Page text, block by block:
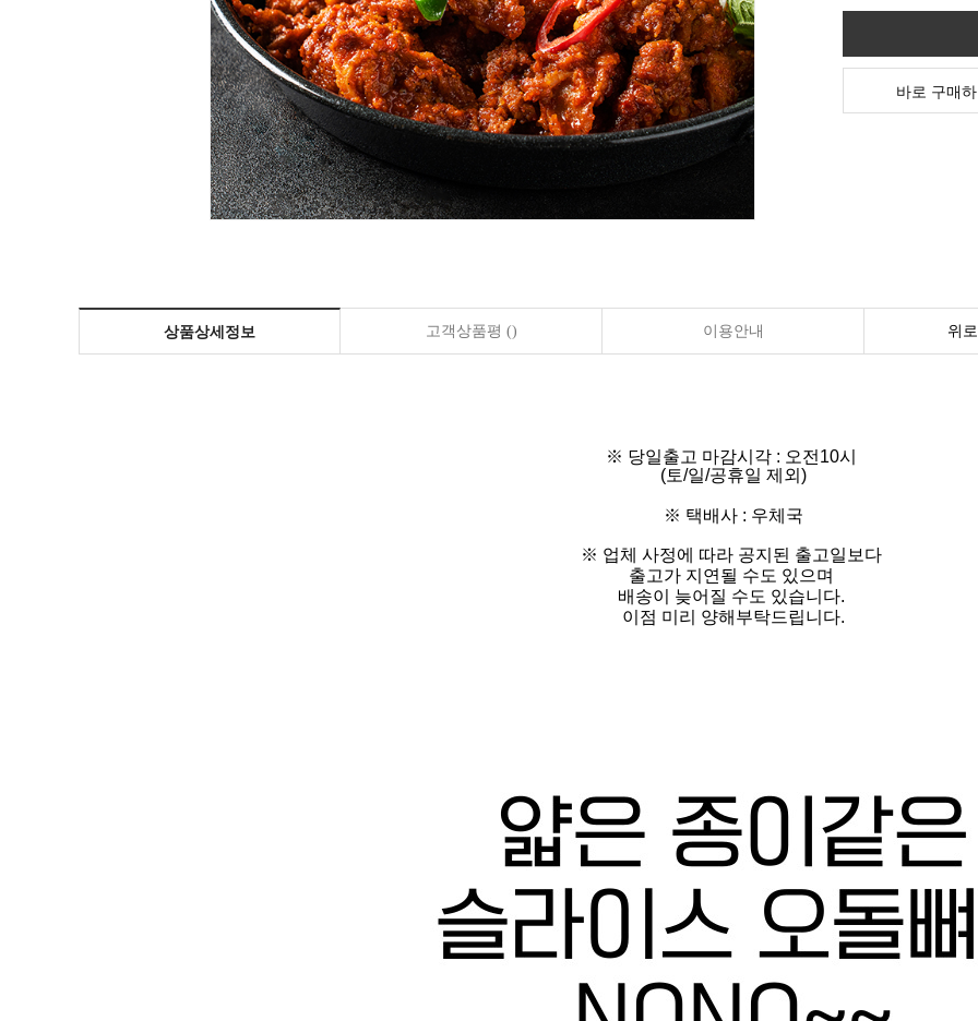
바로 구매
상품상세정보 고객상품평 () 이용안내 위
※ 당일출고 마감시각 : 오전10시
(토/일/공휴일 제외)
※ 택배사 : 우체국
※ 업체 사정에 따라 공지된 출고일보다
출고가 지연될 수도 있으며
배송이 늦어질 수도 있습니다.
이점 미리 양해부탁드립니다.